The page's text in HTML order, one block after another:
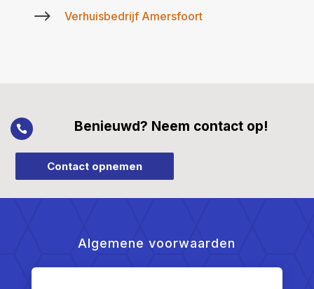
$ Verhuisbedrijf Amersfoort
 Benieuwd? Neem contact op!
Contact opnemen
Algemene voorwaarden